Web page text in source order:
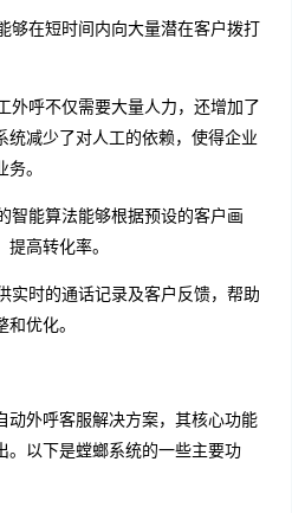
够在短时间内向大量潜在客户拨打
外呼不仅需要大量人力，还增加了
减少了对人工的依赖，使得企业
。
智能算法能够根据预设的客户画
高转化率。
实时的通话记录及客户反馈，帮助
优化。
动外呼客服解决方案，其核心功能
。以下是螳螂系统的一些主要功